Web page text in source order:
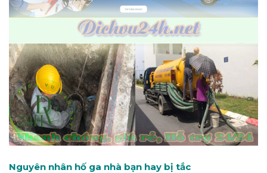
Nguyên nhân hố ga nhà bạn hay bị tắc